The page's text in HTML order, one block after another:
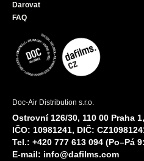
Darovat
FAQ
Doc-Air Distribution s.r.o.
Ostrovní 126/30, 110 00 Praha 1,
IČO: 10981241, DIČ:
Tel.: +420 777 613 094 (Po–Pá
E-mail: info@dafilms.com